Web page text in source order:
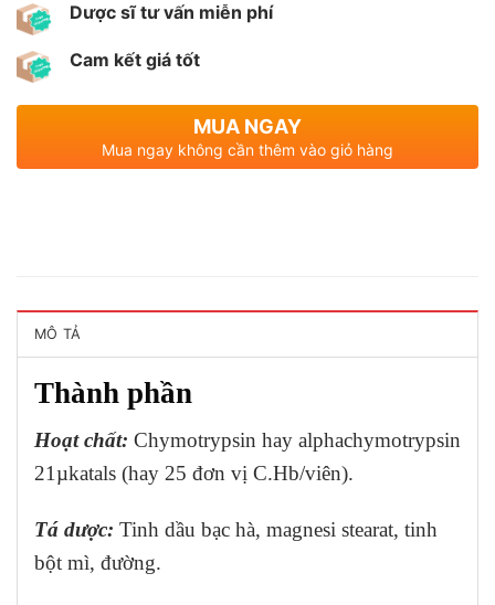
Dược sĩ tư vấn miễn phí
Cam kết giá tốt
MUA NGAY
Mua ngay không cần thêm vào giỏ hàng
MÔ TẢ
Thành phần
Hoạt chất: Chymotrypsin hay alphachymotrypsin
21µkatals (hay 25 đơn vị C.Hb/viên).
Tá dược: Tinh dầu bạc hà, magnesi stearat, tinh
bột mì, đường.